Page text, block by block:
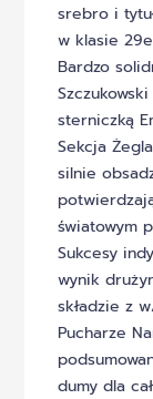
srebro i
w klasie
Bardzo
sterniczką
Sekcja
silnie
światowym
Sukcesy
wynik
składzie z
Pucharze
dumy dla